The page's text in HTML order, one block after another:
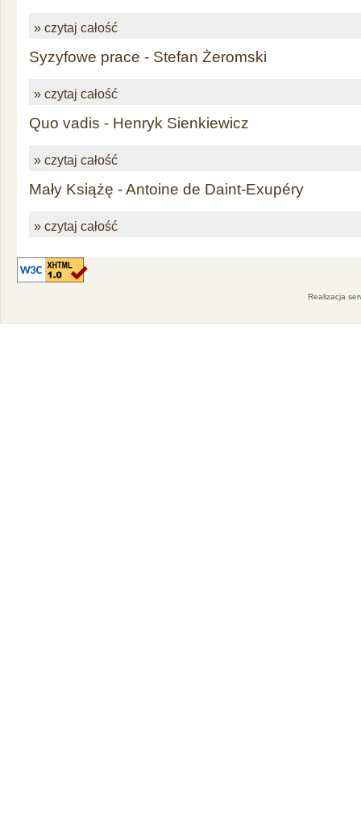
» czytaj całość
Syzyfowe prace - Stefan Żeromski
» czytaj całość
Quo vadis - Henryk Sienkiewicz
» czytaj całość
Mały Książę - Antoine de Daint-Exupéry
» czytaj całość
Realizacja